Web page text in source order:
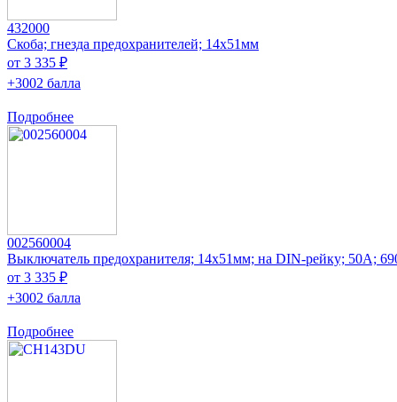
432000
Скоба; гнезда предохранителей; 14x51мм
от 3 335 ₽
+3002 балла
Подробнее
002560004
Выключатель предохранителя; 14x51мм; на DIN-рейку; 50А;
от 3 335 ₽
+3002 балла
Подробнее